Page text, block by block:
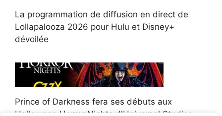
La programmation de diffusion en direct de
Lollapalooza 2026 pour Hulu et Disney+
dévoilée
Prince of Darkness fera ses débuts aux
Halloween Horror Nights d'Universal Studios